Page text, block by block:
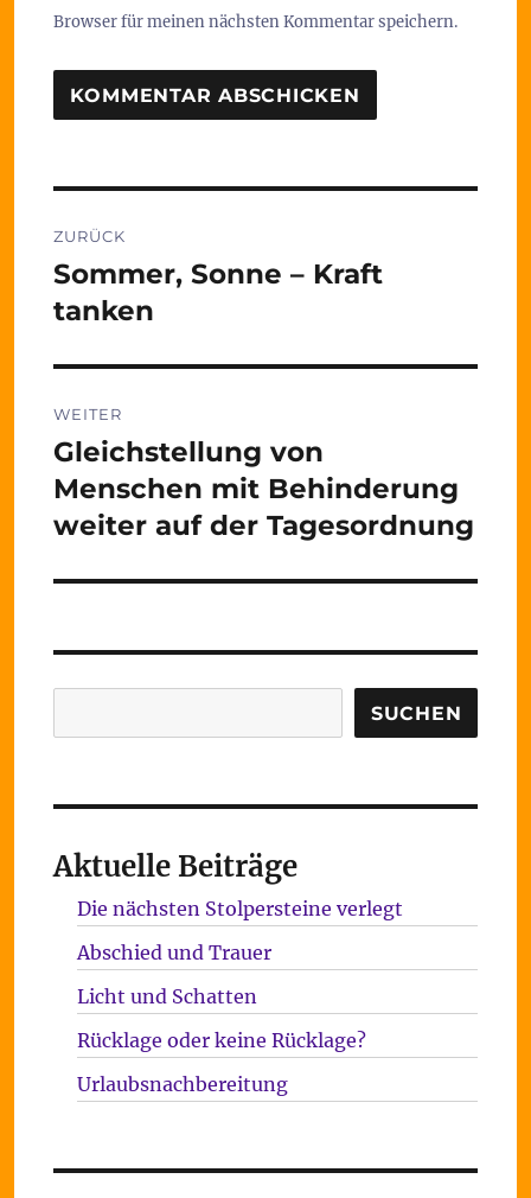
Browser für meinen nächsten Kommentar speichern.
ZURÜCK
Vorheriger
Beitrag:
Sommer, Sonne – Kraft
tanken
WEITER
Nächster
Beitrag:
Gleichstellung von
Menschen mit Behinderung
weiter auf der Tagesordnung
SUCHEN
Aktuelle Beiträge
Die nächsten Stolpersteine verlegt
Abschied und Trauer
Licht und Schatten
Rücklage oder keine Rücklage?
Urlaubsnachbereitung